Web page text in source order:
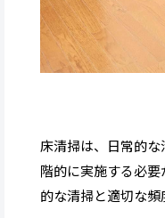
床清掃は、日常的
階的に実施する必
的な清掃と適切な頻